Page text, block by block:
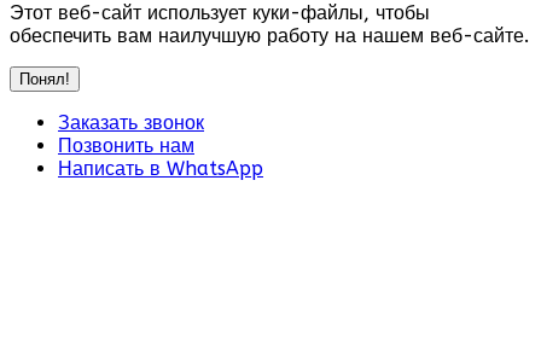
Этот веб-сайт использует куки-файлы, чтобы
обеспечить вам наилучшую работу на нашем веб-сайте.
Понял!
Заказать звонок
Позвонить нам
Написать в WhatsApp